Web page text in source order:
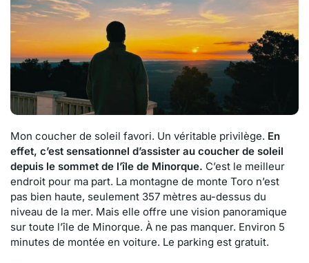
Mon coucher de soleil favori. Un véritable privilège. En
effet, c’est sensationnel d’assister au coucher de soleil
depuis le sommet de l’île de Minorque. C’est le meilleur
endroit pour ma part. La montagne de monte Toro n’est
pas bien haute, seulement 357 mètres au-dessus du
niveau de la mer. Mais elle offre une vision panoramique
sur toute l’île de Minorque. À ne pas manquer. Environ 5
minutes de montée en voiture. Le parking est gratuit.